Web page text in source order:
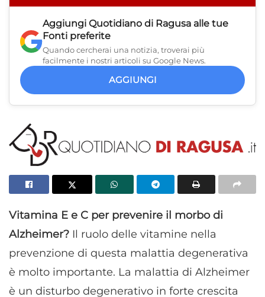
Aggiungi Quotidiano di Ragusa alle tue
Fonti preferite
Quando cercherai una notizia, troverai più
facilmente i nostri articoli su Google News.
AGGIUNGI
Vitamina E e C per prevenire il morbo di
Alzheimer? Il ruolo delle vitamine nella
prevenzione di questa malattia degenerativa
è molto importante. La malattia di Alzheimer
è un disturbo degenerativo in forte crescita